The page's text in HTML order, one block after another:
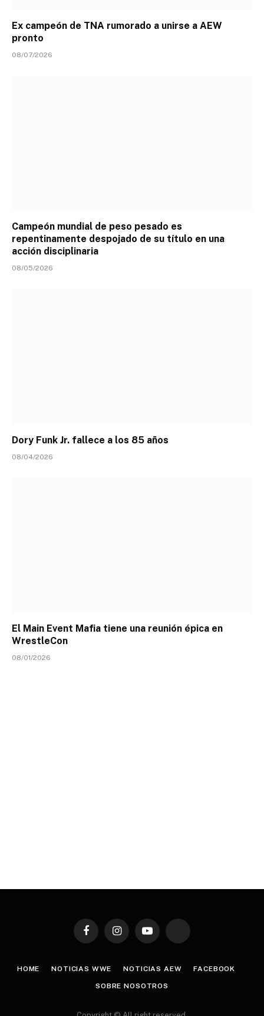
Ex campeón de TNA rumorado a unirse a AEW
pronto
08/07/2026
Campeón mundial de peso pesado es
repentinamente despojado de su título en una
acción disciplinaria
08/05/2026
Dory Funk Jr. fallece a los 85 años
08/04/2026
El Main Event Mafia tiene una reunión épica en
WrestleCon
08/01/2026
FacebookInstagramYouTube TikTok
HOME NOTICIAS WWE NOTICIAS AEW FACEBOOK
SOBRE NOSOTROS